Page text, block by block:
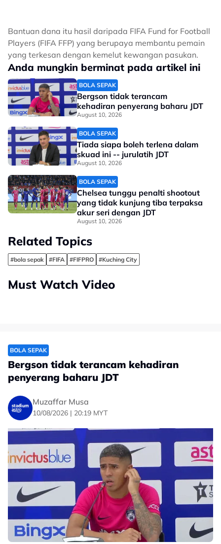
Bantuan dana itu hasil daripada FIFA Fund for Football
Players (FIFA FFP) yang berupaya membantu pemain
yang terkesan dengan kemelut kewangan pasukan.
Anda mungkin berminat pada artikel ini
BOLA SEPAK
Bergson tidak terancam
kehadiran penyerang baharu JDT
August 10, 2026
BOLA SEPAK
Tiada siapa boleh terlena dalam
skuad ini -- jurulatih JDT
August 10, 2026
BOLA SEPAK
Chelsea tunggu penalti shootout
yang tidak kunjung tiba terpaksa
akur seri dengan JDT
August 10, 2026
Related Topics
#bola sepak #FIFA #FIFPRO #Kuching City
Must Watch Video
BOLA SEPAK
Bergson tidak terancam kehadiran
penyerang baharu JDT
Muzaffar Musa
10/08/2026 | 20:19 MYT